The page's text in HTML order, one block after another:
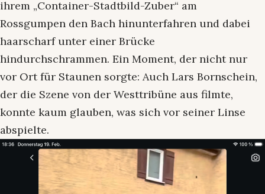
ihrem „Container-Stadtbild-Zuber“ am
Rossgumpen den Bach hinunterfahren und dabei
haarscharf unter einer Brücke
hindurchschrammen. Ein Moment, der nicht nur
vor Ort für Staunen sorgte: Auch Lars Bornschein,
der die Szene von der Westtribüne aus filmte,
konnte kaum glauben, was sich vor seiner Linse
abspielte.